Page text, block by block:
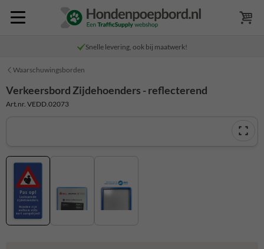
Snelle levering, ook bij maatwerk!
Waarschuwingsborden
Verkeersbord Zijdehoenders - reflecterend
Art.nr. VEDD.02073